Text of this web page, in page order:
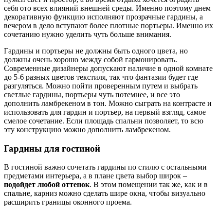
себя ото всех влияний внешней среды. Именно поэтому днем
декоративную функцию исполняют прозрачные гардины, а
вечером в дело вступают более плотные портьеры. Именно их
сочетанию нужно уделить чуть больше внимания.
Гардины и портьеры не должны быть одного цвета, но
должны очень хорошо между собой гармонировать.
Современные дизайнеры допускают наличие в одной комнате
до 5-6 разных цветов текстиля, так что фантазии будет где
разгуляться. Можно пойти проверенным путем и выбрать
светлые гардины, портьеры чуть потемнее, и все это
дополнить ламбрекеном в тон. Можно сыграть на контрасте и
использовать для гардин и портьер, на первый взгляд, самое
смелое сочетание. Если площадь спальни позволяет, то всю
эту конструкцию можно дополнить ламбрекеном.
Гардины для гостиной
В гостиной важно сочетать гардины по стилю с остальными
предметами интерьера, а в плане цвета выбор широк –
подойдет любой оттенок. В этом помещении так же, как и в
спальне, карниз можно сделать шире окна, чтобы визуально
расширить границы оконного проема.